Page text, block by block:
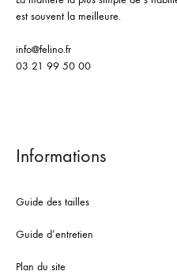
est souvent la meilleure.
info@felino.fr
03 21 99 50 00
Informations
Guide des tailles
Guide d’entretien
Plan du site